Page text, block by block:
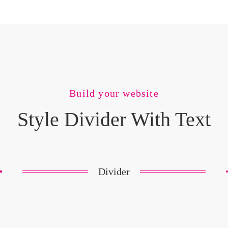
Build your website
Style Divider With Text
Divider